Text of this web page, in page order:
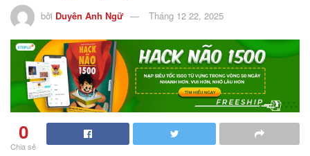
bởi Duyên Anh Ngữ Tháng 12 22, 2025
0
Chia sẻ